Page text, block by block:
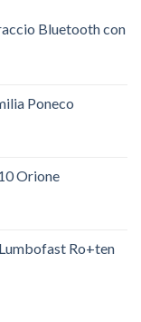
Bluetooth con
Poneco
Orione
Ro+ten